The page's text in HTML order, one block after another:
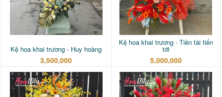
Kệ hoa khai trương - Huy hoàng
3,500,000
Kệ hoa khai trương - Tiền tài tiến
tới
5,000,000